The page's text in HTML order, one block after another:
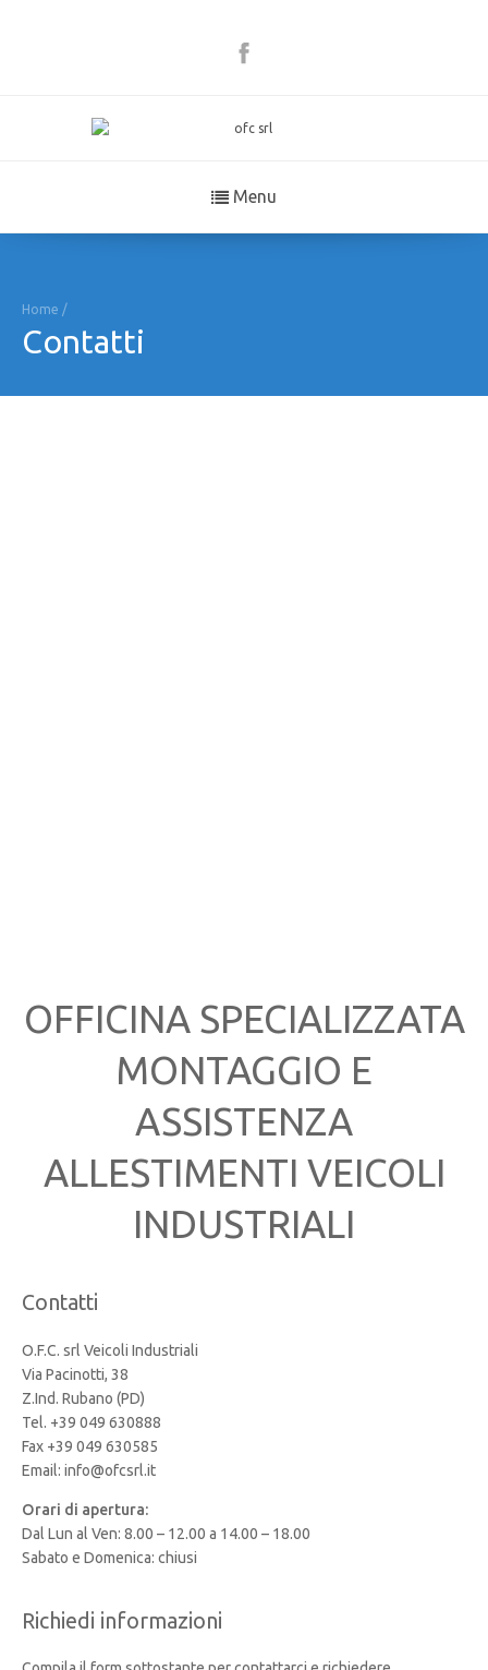
Menu
Home /
Contatti
OFFICINA SPECIALIZZATA
MONTAGGIO E
ASSISTENZA
ALLESTIMENTI VEICOLI
INDUSTRIALI
Contatti
O.F.C. srl Veicoli Industriali
Via Pacinotti, 38
Z.Ind. Rubano (PD)
Tel. +39 049 630888
Fax +39 049 630585
Email: info@ofcsrl.it
Orari di apertura:
Dal Lun al Ven: 8.00 – 12.00 a 14.00 – 18.00
Sabato e Domenica: chiusi
Richiedi informazioni